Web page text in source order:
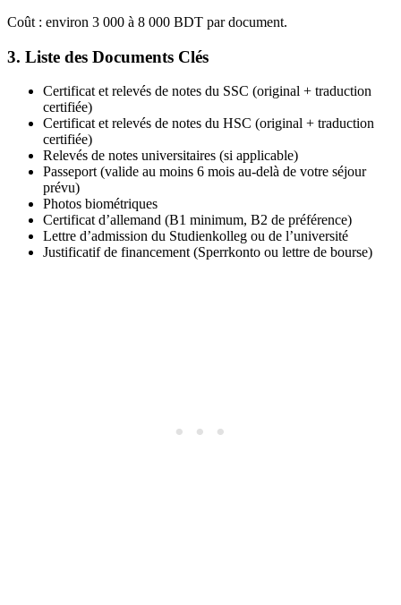
Coût : environ 3 000 à 8 000 BDT par document.
3. Liste des Documents Clés
Certificat et relevés de notes du SSC (original + traduction
certifiée)
Certificat et relevés de notes du HSC (original + traduction
certifiée)
Relevés de notes universitaires (si applicable)
Passeport (valide au moins 6 mois au-delà de votre séjour
prévu)
Photos biométriques
Certificat d’allemand (B1 minimum, B2 de préférence)
Lettre d’admission du Studienkolleg ou de l’université
Justificatif de financement (Sperrkonto ou lettre de bourse)